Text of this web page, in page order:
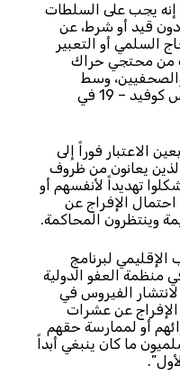
إنه يجب على السلطات
قيد أو شرط، عن
السلمي أو التعبير
من محتجي حراك
وسط
مخاوف متزايدة من انتشار فيروس كوفيد – 19 في
الاعتبار فوراً إلى
يعانون من ظروف
تهديداً لأنفسهم أو
الإفراج عن
وينتظرون المحاكمة.
لبرنامج
منظمة العفو الدولية
الفيروس في
عن عشرات
أو لممارسة حقهم
ما كان ينبغي أبداً